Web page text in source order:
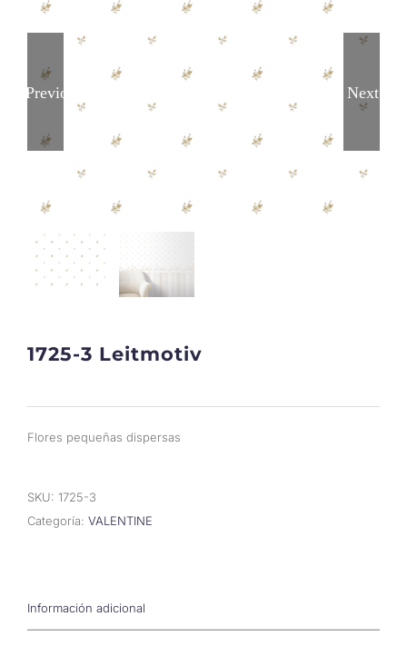
Previous Next
1725-3 Leitmotiv
Flores pequeñas dispersas
SKU: 1725-3
Categoría: VALENTINE
Información adicional